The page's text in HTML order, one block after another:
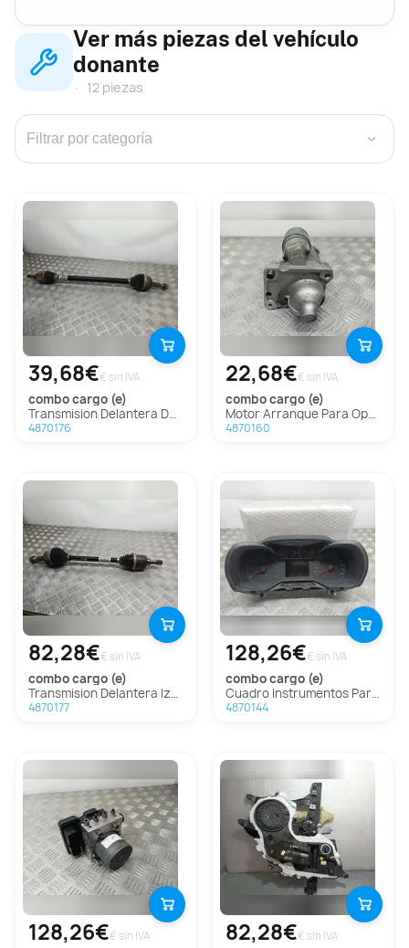
Ver más piezas del vehículo
donante
12 piezas
›
39,68€€ sin IVA
combo cargo (e)
Transmision Delantera Derecha Para Opel Combo Cargo
4870176
22,68€€ sin IVA
combo cargo (e)
Motor Arranque Para Opel Combo Cargo
4870160
82,28€€ sin IVA
combo cargo (e)
Transmision Delantera Izquierda Para Opel Combo Cargo
4870177
128,26€€ sin IVA
combo cargo (e)
Cuadro Instrumentos Para Opel Combo Cargo
4870144
128,26€€ sin IVA 82,28€€ sin IVA